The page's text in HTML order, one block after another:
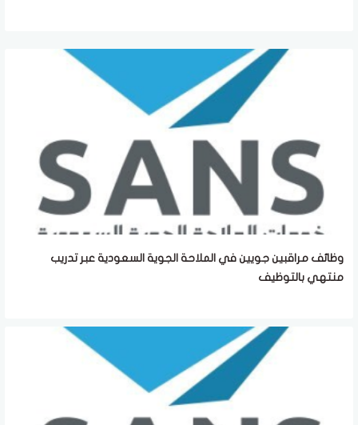
وظائف مراقبين جويين في الملاحة الجوية السعودية عبر تدريب
منتهي بالتوظيف